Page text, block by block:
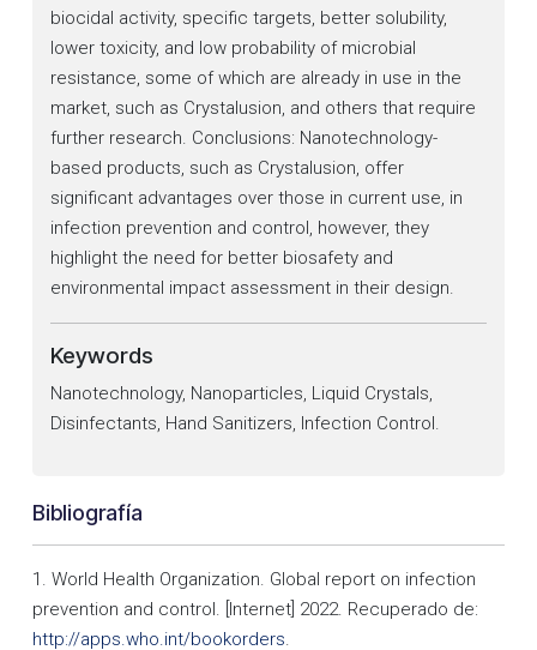
biocidal activity, specific targets, better solubility,
lower toxicity, and low probability of microbial
resistance, some of which are already in use in the
market, such as Crystalusion, and others that require
further research. Conclusions: Nanotechnology-
based products, such as Crystalusion, offer
significant advantages over those in current use, in
infection prevention and control, however, they
highlight the need for better biosafety and
environmental impact assessment in their design.
Keywords
Nanotechnology, Nanoparticles, Liquid Crystals,
Disinfectants, Hand Sanitizers, Infection Control.
Bibliografía
1. World Health Organization. Global report on infection
prevention and control. [Internet] 2022. Recuperado de:
http://apps.who.int/bookorders.